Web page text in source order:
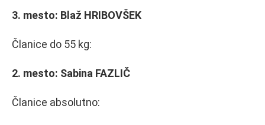
3. mesto: Blaž HRIBOVŠEK
Članice do 55 kg:
2. mesto: Sabina FAZLIČ
Članice absolutno: